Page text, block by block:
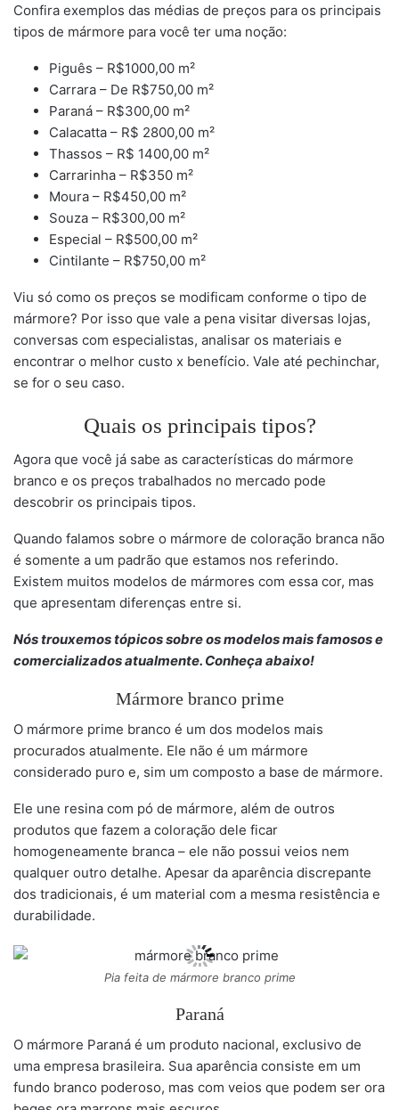
Confira exemplos das médias de preços para os principais
tipos de mármore para você ter uma noção:
Piguês – R$1000,00 m²
Carrara – De R$750,00 m²
Paraná – R$300,00 m²
Calacatta – R$ 2800,00 m²
Thassos – R$ 1400,00 m²
Carrarinha – R$350 m²
Moura – R$450,00 m²
Souza – R$300,00 m²
Especial – R$500,00 m²
Cintilante – R$750,00 m²
Viu só como os preços se modificam conforme o tipo de
mármore? Por isso que vale a pena visitar diversas lojas,
conversas com especialistas, analisar os materiais e
encontrar o melhor custo x benefício. Vale até pechinchar,
se for o seu caso.
Quais os principais tipos?
Agora que você já sabe as características do mármore
branco e os preços trabalhados no mercado pode
descobrir os principais tipos.
Quando falamos sobre o mármore de coloração branca não
é somente a um padrão que estamos nos referindo.
Existem muitos modelos de mármores com essa cor, mas
que apresentam diferenças entre si.
Nós trouxemos tópicos sobre os modelos mais famosos e
comercializados atualmente. Conheça abaixo!
Mármore branco prime
O mármore prime branco é um dos modelos mais
procurados atualmente. Ele não é um mármore
considerado puro e, sim um composto a base de mármore.
Ele une resina com pó de mármore, além de outros
produtos que fazem a coloração dele ficar
homogeneamente branca – ele não possui veios nem
qualquer outro detalhe. Apesar da aparência discrepante
dos tradicionais, é um material com a mesma resistência e
durabilidade.
Pia feita de mármore branco prime
Paraná
O mármore Paraná é um produto nacional, exclusivo de
uma empresa brasileira. Sua aparência consiste em um
fundo branco poderoso, mas com veios que podem ser ora